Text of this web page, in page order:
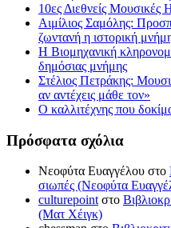
10ες Διεθνείς Μουσικές
Αιμίλιος Σαμόλης:
ζωντανή η ιστορική
Η Βιομηχανική
δημόσιας μνήμης
Στέλιος Πετράκης:
αν αντέχεις μάθε τον»
Ο καλλιτέχνης που
Πρόσφατα σχόλια
Νεοφύτα Ευαγγέλου στο
σιωπές (Νεοφύτα
culturepointστο
(Ματ Χέιγκ)